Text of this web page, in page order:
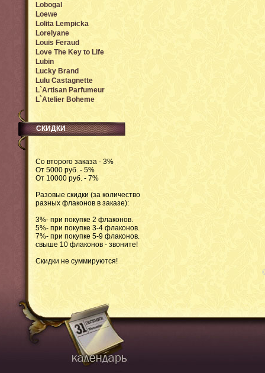
Lobogal
Loewe
Lolita Lempicka
Lorelyane
Louis Feraud
Love The Key to Life
Lubin
Lucky Brand
Lulu Castagnette
L`Artisan Parfumeur
L`Atelier Boheme
СКИДКИ
Со второго заказа - 3%
От 5000 руб. - 5%
От 10000 руб. - 7%
Разовые скидки (за количество
разных флаконов в заказе):
3%- при покупке 2 флаконов.
5%- при покупке 3-4 флаконов.
7%- при покупке 5-9 флаконов.
свыше 10 флаконов - звоните!
Скидки не суммируются!